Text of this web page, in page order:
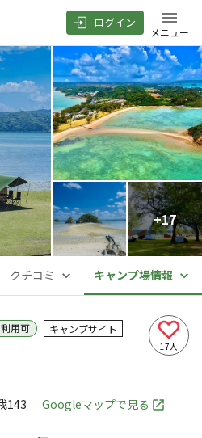
ログイン
メニュー
+17
クチコミ キャンプ場情報
用可 キャンプサイト
17人
143 Googleマップで見る